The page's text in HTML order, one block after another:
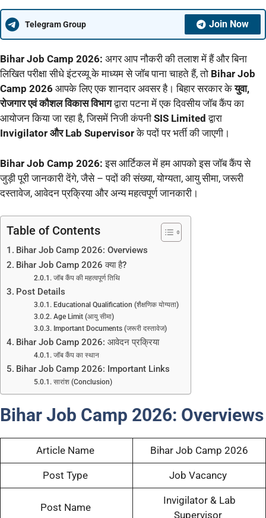
Telegram Group Join Now
Bihar Job Camp 2026: अगर आप नौकरी की तलाश में हैं और बिना
लिखित परीक्षा सीधे इंटरव्यू के माध्यम से जॉब पाना चाहते हैं, तो Bihar Job
Camp 2026 आपके लिए एक शानदार अवसर है। बिहार सरकार केयुवा,
रोजगार एवं कौशल विकास विभागद्वारा पटना में एक दिवसीय जॉब कैंप का
आयोजन किया जा रहा है, जिसमें निजी कंपनी SIS Limited द्वारा
Invigilator और Lab Supervisorके पदों पर भर्ती की जाएगी।
Bihar Job Camp 2026: इस आर्टिकल में हम आपको इस जॉब कैंप से
जुड़ी पूरी जानकारी देंगे, जैसे – पदों की संख्या, योग्यता, आयु सीमा, जरूरी
दस्तावेज, आवेदन प्रक्रिया और अन्य महत्वपूर्ण जानकारी।
Table of Contents
Bihar Job Camp 2026: Overviews
Bihar Job Camp 2026 क्या है?
जॉब कैंप की महत्वपूर्ण तिथि
Post Details
Educational Qualification (शैक्षणिक योग्यता)
Age Limit (आयु सीमा)
Important Documents (जरूरी दस्तावेज)
Bihar Job Camp 2026: आवेदन प्रक्रिया
जॉब कैंप का स्थान
Bihar Job Camp 2026: Important Links
सारांश (Conclusion)
Bihar Job Camp 2026: Overviews
Article Name Bihar Job Camp 2026
Post Type Job Vacancy
Post Name
Invigilator & Lab
Supervisor